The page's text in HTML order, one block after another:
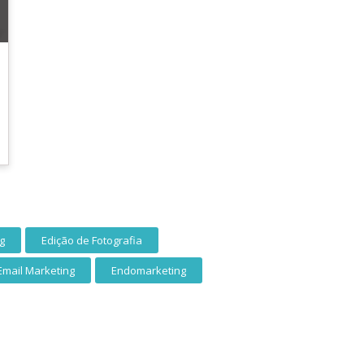
Edição de Fotografia
Marketing Endomarketing